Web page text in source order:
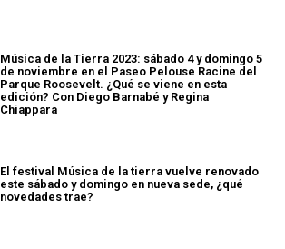
Música de la Tierra 2023: sábado 4 y domingo 5
de noviembre en el Paseo Pelouse Racine del
Parque Roosevelt. ¿Qué se viene en esta
edición? Con Diego Barnabé y Regina
Chiappara
El festival Música de la tierra vuelve renovado
este sábado y domingo en nueva sede, ¿qué
novedades trae?